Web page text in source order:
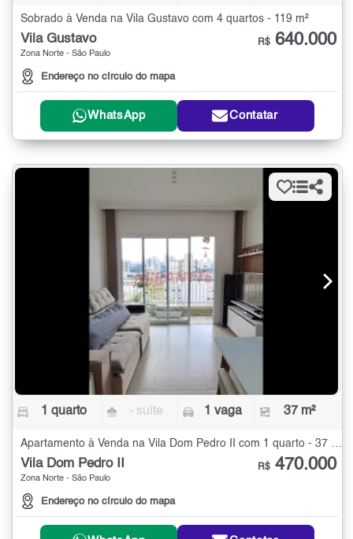
Sobrado à Venda na Vila Gustavo com 4 quartos - 119 m²
Vila Gustavo
Zona Norte - São Paulo
Endereço no círculo do mapa
R$ 640.000
WhatsApp Contatar
1 quarto - suíte 1 vaga 37 m²
Apartamento à Venda na Vila Dom Pedro II com 1 quarto - 37 m²
Vila Dom Pedro II
Zona Norte - São Paulo
Endereço no círculo do mapa
R$ 470.000